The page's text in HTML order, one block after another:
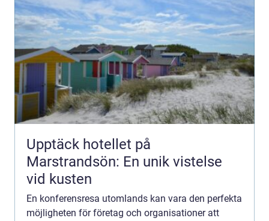
Upptäck hotellet på
Marstrandsön: En unik vistelse
vid kusten
En konferensresa utomlands kan vara den perfekta
möjligheten för företag och organisationer att